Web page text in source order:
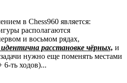
в Chess960 является:
располагаются
и восьмом рядах,
расстановке чёрных, и
нужно еще поменять местами
ть ходов)...